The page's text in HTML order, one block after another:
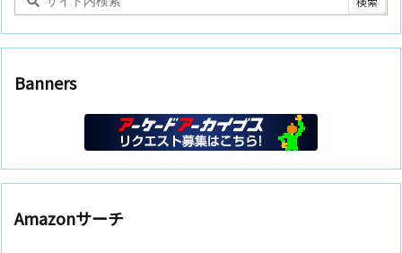
Banners
Amazonサーチ